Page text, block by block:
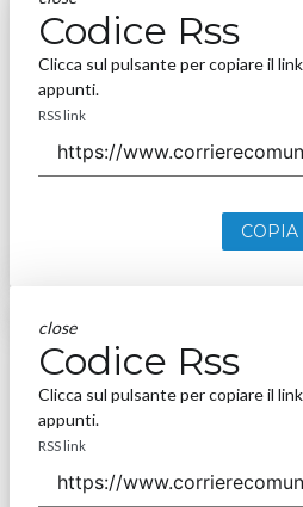
Codice Rss
Clicca sul pulsante per copiare il
appunti.
RSS link
close
Codice Rss
Clicca sul pulsante per copiare il
appunti.
RSS link